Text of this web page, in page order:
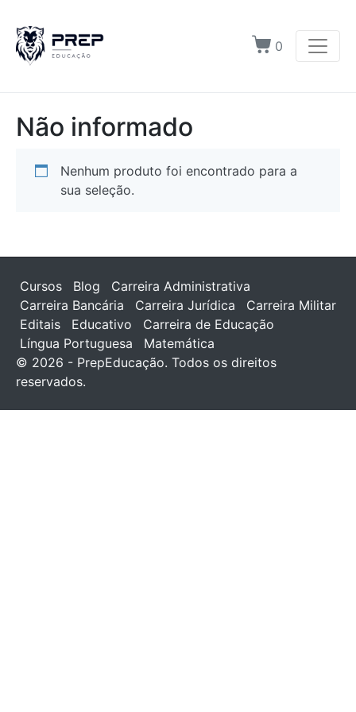
0
Não informado
Nenhum produto foi encontrado para a
sua seleção.
Cursos Blog
Carreira Administrativa
Carreira Bancária
Carreira Jurídica
Carreira Militar
Editais
Educativo
Carreira de Educação
Língua Portuguesa
Matemática
© 2026 - PrepEducação. Todos os direitos
reservados.